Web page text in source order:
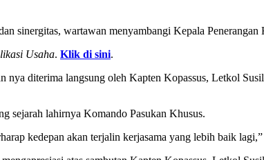
sinergitas, wartawan menyambangi Kepala
Usaha. Klik di sini.
nya diterima langsung oleh Kapten Kopassus, Letkol
sejarah lahirnya Komando Pasukan Khusus.
kedepan akan terjalin kerjasama yang lebih baik